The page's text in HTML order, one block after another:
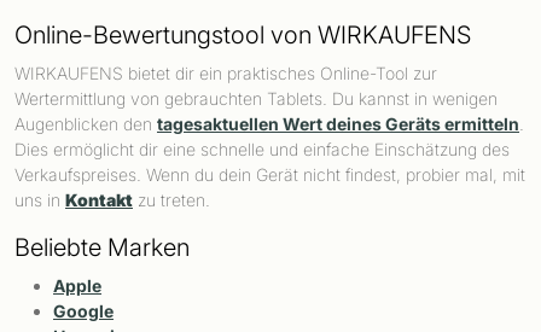
Online-Bewertungstool von WIRKAUFENS
WIRKAUFENS bietet dir ein praktisches Online-Tool zur
Wertermittlung von gebrauchten Tablets. Du kannst in wenigen
Augenblicken den tagesaktuellen Wert deines Geräts ermitteln
Dies ermöglicht dir eine schnelle und einfache Einschätzung des
Verkaufspreises. Wenn du dein Gerät nicht findest, probier mal, mit
uns in Kontakt zu treten.
Beliebte Marken
Apple
Google